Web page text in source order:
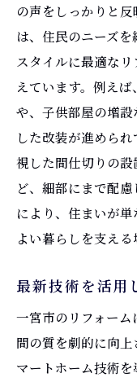
の声をしっかりと
は、住民のニーズ
スタイルに最適な
えています。例え
や、子供部屋の増
した改装が進めら
視した間仕切りの
ど、細部にまで配
により、住まいが
よい暮らしを支える
最新技術を活用
一宮市のリフォー
間の質を劇的に向
マートホーム技術